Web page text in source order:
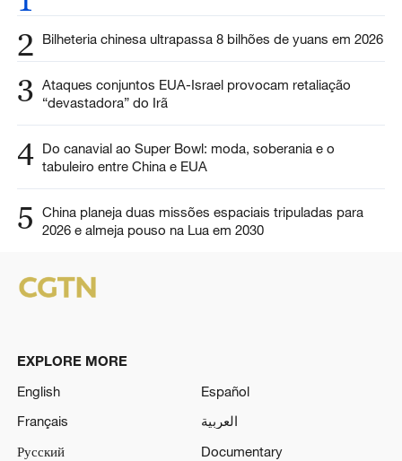
2 Bilheteria chinesa ultrapassa 8 bilhões de yuans em 2026
3 Ataques conjuntos EUA-Israel provocam retaliação
“devastadora” do Irã
4 Do canavial ao Super Bowl: moda, soberania e o
tabuleiro entre China e EUA
5
China planeja duas missões espaciais tripuladas para
2026 e almeja pouso na Lua em 2030
EXPLORE MORE
English
Español
Français
العربية
Русский
Documentary